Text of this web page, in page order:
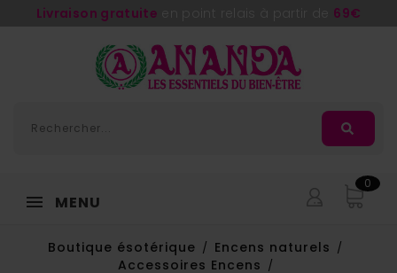
Adorée, la nouvelle huile de massage d' Ananda
MENU
0
Boutique ésotérique
Encens naturels
Accessoires Encens